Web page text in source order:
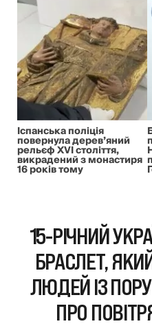
Іспанська поліція
повернула дерев’яний
рельєф XVI століття,
викрадений з монастиря
16 років тому
15-РІЧНИЙ
БРАСЛЕТ,
ЛЮДЕЙ ІЗ
ПРО